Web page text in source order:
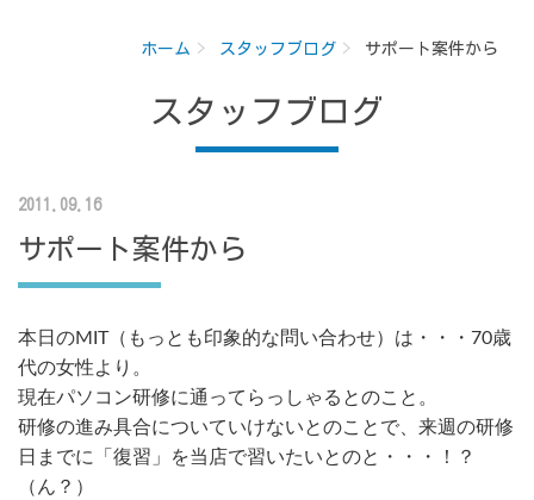
ホーム スタッフブログ サポート案件から
スタッフブログ
2011.09.16
サポート案件から
本日のMIT（もっとも印象的な問い合わせ）は・・・70歳
代の女性より。
現在パソコン研修に通ってらっしゃるとのこと。
研修の進み具合についていけないとのことで、来週の研修
日までに「復習」を当店で習いたいとのと・・・！？
（ん？）